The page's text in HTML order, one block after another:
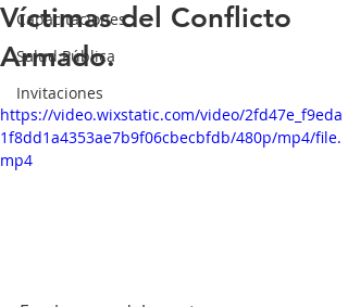
Capacitaciones
Salud Pública
Invitaciones
Víctimas del Conflicto
Armado.
https://video.wixstatic.com/video/2fd47e_f9eda
1f8dd1a4353ae7b9f06cbecbfdb/480p/mp4/file.
mp4